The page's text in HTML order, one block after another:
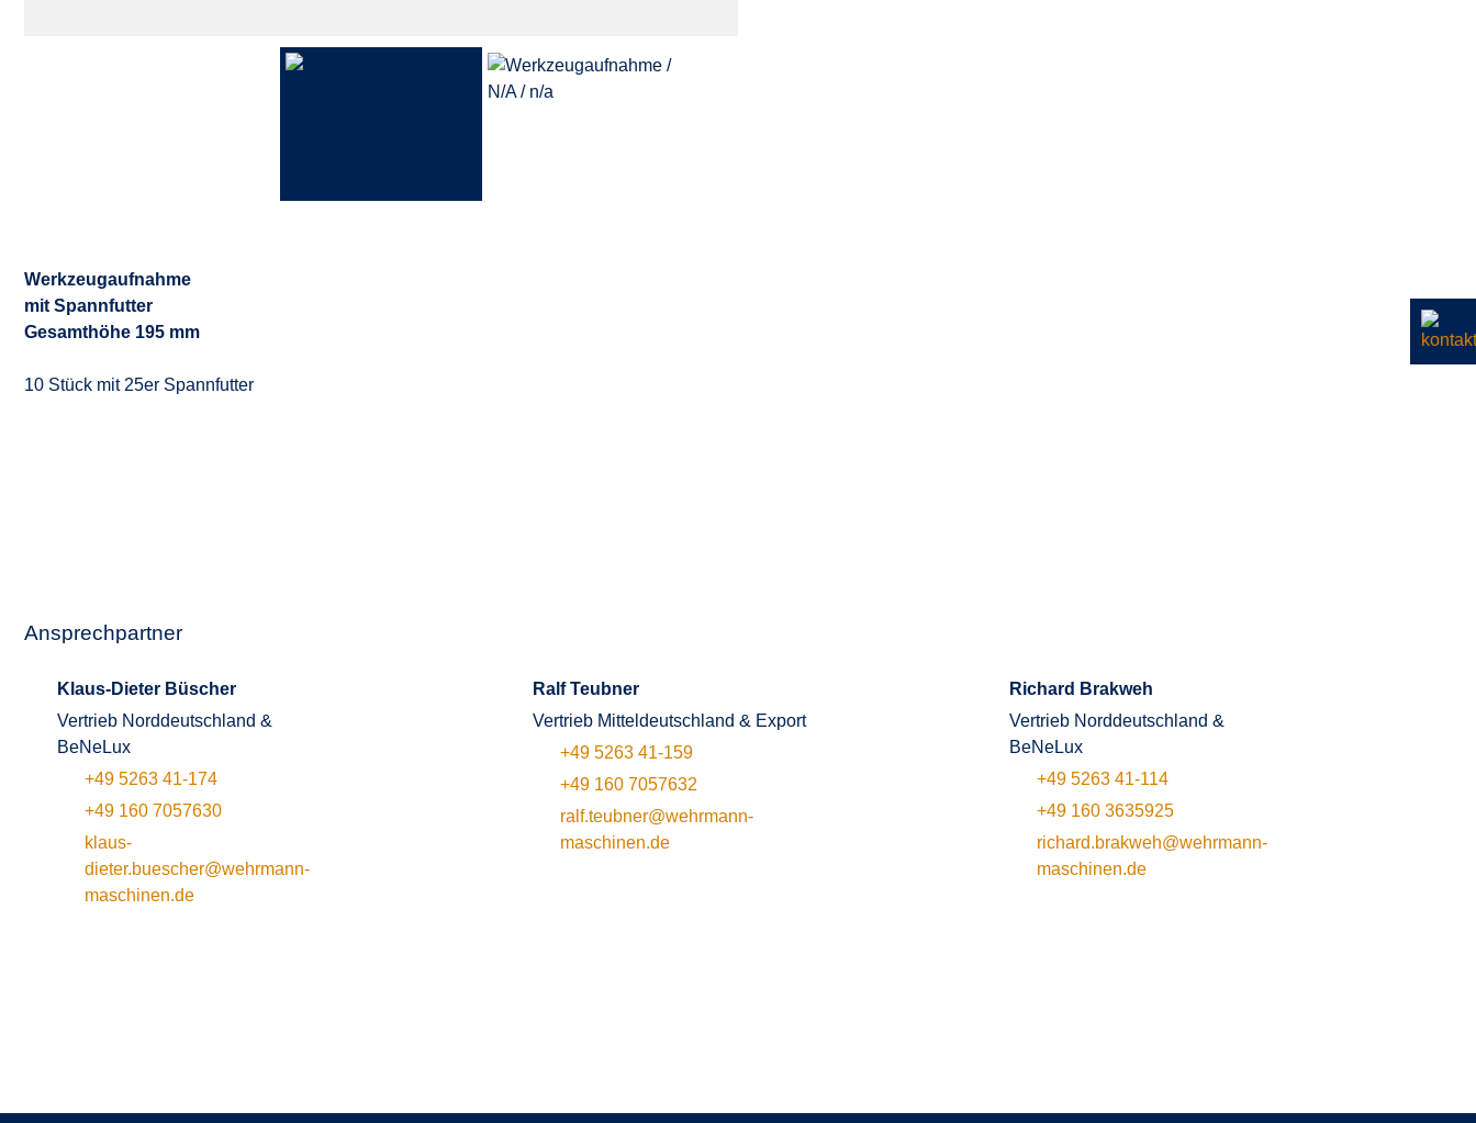
Werkzeugaufnahme
mit Spannfutter
Gesamthöhe 195 mm
10 Stück mit 25er Spannfutter
Ansprechpartner
Klaus-Dieter Büscher
Vertrieb Norddeutschland &
BeNeLux
+49 5263 41-174
+49 160 7057630
klaus-
dieter.buescher@wehrmann-
maschinen.de
Ralf Teubner
Vertrieb Mitteldeutschland & Export
+49 5263 41-159
+49 160 7057632
ralf.teubner@wehrmann-
maschinen.de
Richard Brakweh
Vertrieb Norddeutschland &
BeNeLux
+49 5263 41-114
+49 160 3635925
richard.brakweh@wehrmann-
maschinen.de